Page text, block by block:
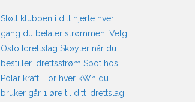
Støtt klubben i ditt hjerte hver
gang du betaler strømmen. Velg
Oslo Idrettslag Skøyter når du
bestiller Idrettsstrøm Spot hos
Polar kraft. For hver kWh du
bruker går 1 øre til ditt idrettslag